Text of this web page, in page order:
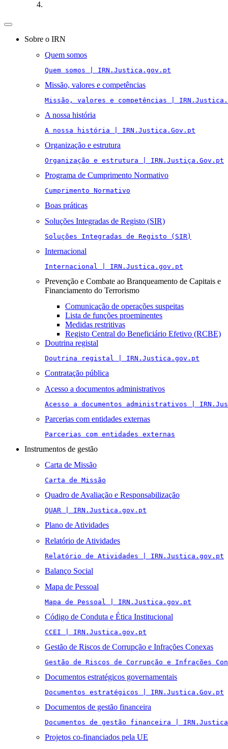
Toggle
navigationSobre o IRN
Quem somos
Quem somos | IRN.Justica.gov.pt
Missão, valores e competências
Missão, valores e competências |
A nossa história
A nossa história | IRN.Justica.Gov.pt
Organização e estrutura
Organização e estrutura | IRN.Justiça.Gov.pt
Programa de Cumprimento Normativo
Cumprimento Normativo
Boas práticas
Soluções Integradas de Registo (SIR)
Soluções Integradas de Registo (SIR)
Internacional
Internacional | IRN.Justica.gov.pt
Prevenção e Combate ao Branqueamento de Capitais e
Financiamento do Terrorismo
Comunicação de operações suspeitas
Lista de funções proeminentes
Medidas restritivas
Registo Central do Beneficiário Efetivo (RCBE)
Doutrina registal
Doutrina registal | IRN.Justica.gov.pt
Contratação pública
Acesso a documentos administrativos
Acesso a documentos administrativos |
Parcerias com entidades externas
Parcerias com entidades externas
Instrumentos de gestão
Carta de Missão
Carta de Missão
Quadro de Avaliação e Responsabilização
QUAR | IRN.Justica.gov.pt
Plano de Atividades
Relatório de Atividades
Relatório de Atividades | IRN.Justica.gov.pt
Balanço Social
Mapa de Pessoal
Mapa de Pessoal | IRN.Justica.gov.pt
Código de Conduta e Ética Institucional
CCEI | IRN.Justica.gov.pt
Gestão de Riscos de Corrupção e Infrações Conexas
Gestão de Riscos de Corrupção e Infrações
Documentos estratégicos governamentais
Documentos estratégicos | IRN.Justica.Gov.pt
Documentos de gestão financeira
Documentos de gestão financeira |
Projetos co-financiados pela UE